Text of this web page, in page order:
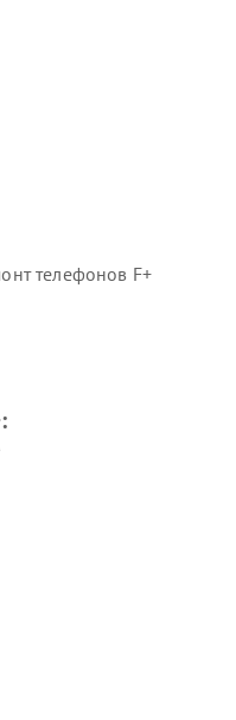
телефонов F+